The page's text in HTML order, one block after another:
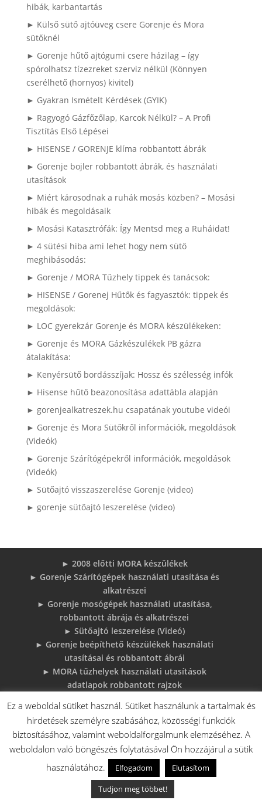
hibák, karbantartás
► Külső sütő ajtóüveg csere Gorenje és Mora
sütőknél
► Gorenje hűtő ajtógumi csere házilag – így
spórolhatsz tízezreket szerviz nélkül (Könnyen
cserélhető (hornyos) kivitel)
► Gyakran Ismételt Kérdések (GYIK)
► Ragyogó Gázfőzőlap, Karcok Nélkül? – A Profi
Tisztítás Első Lépései
► HISENSE / GORENJE klíma robbantott ábrák
► Gorenje bojler robbantott ábrák, és használati
utasítások
► Miért károsodnak a ruhák mosás közben? – Mosási
hibák és megoldásaik
► Mosási Katasztrófák: Így Mentsd meg a Ruháidat!
► 4 sütési hiba ami lehet hogy nem sütő
meghibásodás:
► Gorenje / MORA Tűzhely tippek és tanácsok:
► HISENSE / Gorenej Hűtők és fagyasztók: tippek és
megoldások:
► LOC gyerekzár Gorenje és MORA készülékeken:
► Gorenje és MORA Gázkészülékek PB gázra
átalakítása:
► Kenyérsütő bordásszíjak: Hossz és szélesség infók
► Hisense hűtő beazonosítása adattábla alapján
► gorenjealkatreszek.hu csapatának youtube videói
► Gorenje és Mora Sütőkről információk, megoldások
(Videók)
► Gorenje Szárítógépekről információk, megoldások
(Videók)
► Sütőajtó visszaszerelése Gorenje (video)
► gorenje sütőajtó leszerelése (video)
► 2008 előtti MORA készülékek
► Gorenje Szárítógépek használati utasítása és
alkatrészei
► Gorenje mosógépek használati utasítása,
robbantott ábrája és alkatrészei
► Sütőajtó leszerelése (Videó)
► Gorenje beépíthető készülékek használati
utasításai és robbantott ábrái
► MORA tűzhelyek használati utasítások
adatlapok robbantott rajzok
megoldások
► 6 gyakori sütő hiba, és megoldások
♦Gorenje Háztartásigépek adattábláiról:
V.A. Elektro Boys Kft. - 2018 - Minden jog fenntartva!
Ez a weboldal sütiket használ. Sütiket használunk a tartalmak és
hirdetések személyre szabásához, közösségi funkciók
biztosításához, valamint weboldalforgalmunk elemzéséhez. A
weboldalon való böngészés folytatásával Ön hozzájárul a sütik
használatához.
Elfogadom
Elutasítom
Tudjon meg többet!